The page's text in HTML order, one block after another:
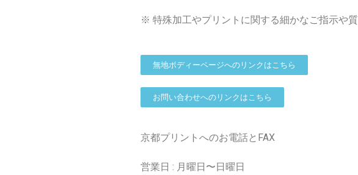
※ 特殊加工やプリントに関する細かなご指示や
無地ボディーページへのリンクはこちら
お問い合わせへのリンクはこちら
京都プリントへのお電話とFAX
営業日 : 月曜日〜日曜日